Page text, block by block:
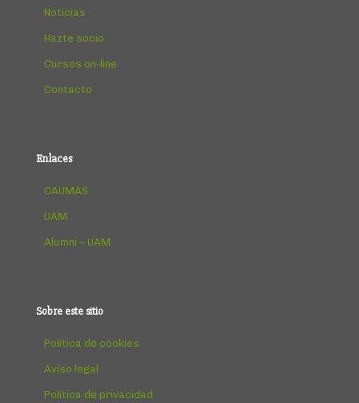
Noticias
Hazte socio
Cursos on-line
Contacto
Enlaces
CAUMAS
UAM
Alumni – UAM
Sobre este sitio
Política de cookies
Aviso legal
Política de privacidad